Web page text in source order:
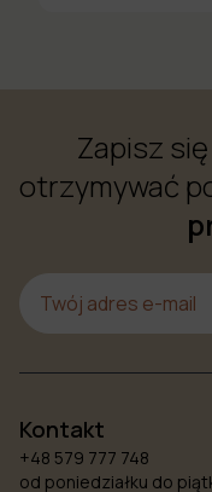
Zapisz
otrzymywać
Kontakt
+48 579 777 748
od poniedziałku do